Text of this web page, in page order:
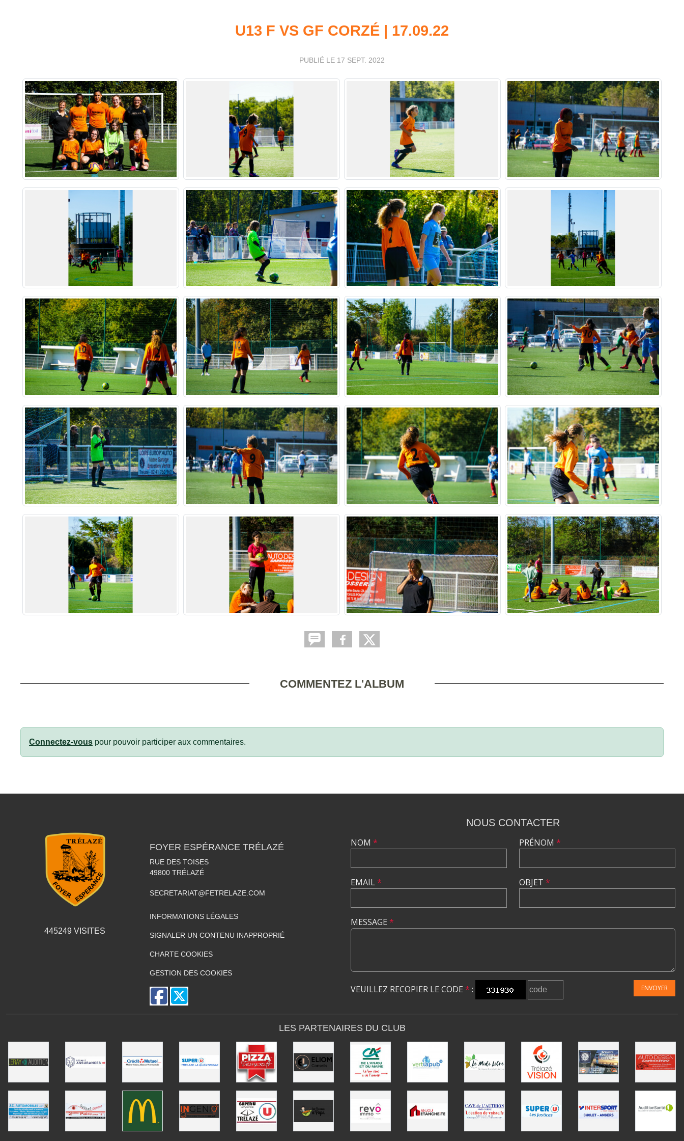
U13 F VS GF CORZÉ | 17.09.22
PUBLIÉ LE 17 SEPT. 2022
COMMENTEZ L'ALBUM
Connectez-vous pour pouvoir participer aux commentaires.
445249 VISITES
FOYER ESPÉRANCE TRÉLAZÉ
RUE DES TOISES
49800 TRÉLAZÉ
SECRETARIAT@FETRELAZE.COM
INFORMATIONS LÉGALES
SIGNALER UN CONTENU INAPPROPRIÉ
CHARTE COOKIES
GESTION DES COOKIES
NOUS CONTACTER
NOM *
EMAIL*
PRÉNOM *
OBJET *
MESSAGE *
VEUILLEZ RECOPIER LE CODE * : ENVOYER
LES PARTENAIRES DU CLUB